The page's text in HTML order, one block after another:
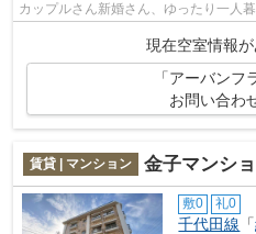
カップルさん新婚さん、ゆったり一人
現在空室情報が
「アーバンフ
お問い合わ
賃貸 | マンション 金子マンシ
敷0 礼0
千代田線 「